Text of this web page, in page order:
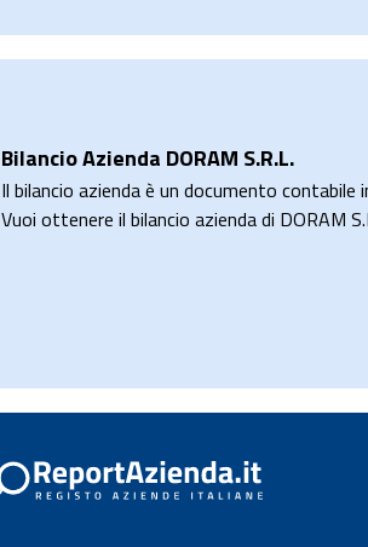
Bilancio Azienda DORAM S.R.L.
Il bilancio azienda è un documento
Vuoi ottenere il bilancio azienda di DORAM